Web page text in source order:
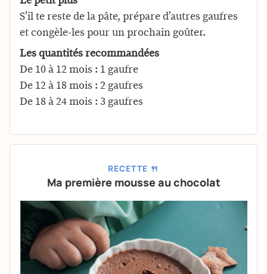
S’il te reste de la pâte, prépare d’autres gaufres
et congèle-les pour un prochain goûter.
Les quantités recommandées
De 10 à 12 mois : 1 gaufre
De 12 à 18 mois : 2 gaufres
De 18 à 24 mois : 3 gaufres
RECETTE 🍴
Ma première mousse au chocolat